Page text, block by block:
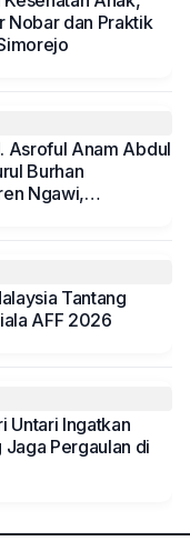
Nobar dan Praktik
Asroful Anam Abdul
Burhan
Ngawi,
Masih Berlanjut
Tantang
AFF 2026
Untari Ingatkan
Pergaulan di